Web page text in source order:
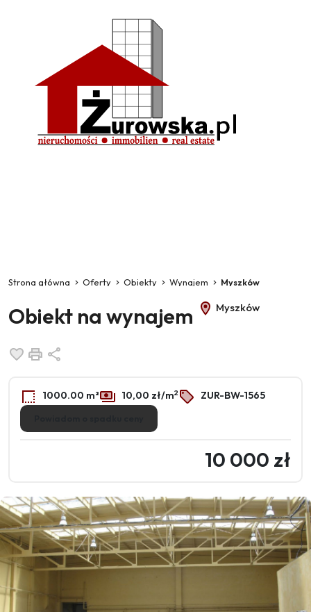
Strona główna Oferty Obiekty Wynajem Myszków
Obiekt na wynajem Myszków
Dodaj do ulubionych
Drukuj
1000.00 m² 10,00 zł/m2 ZUR-BW-1565
10 000 zł